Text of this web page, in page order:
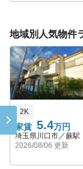
地域別人気物件
家賃 5.4万円
2K
埼玉県川口市／蕨駅
2026/08/06 更新